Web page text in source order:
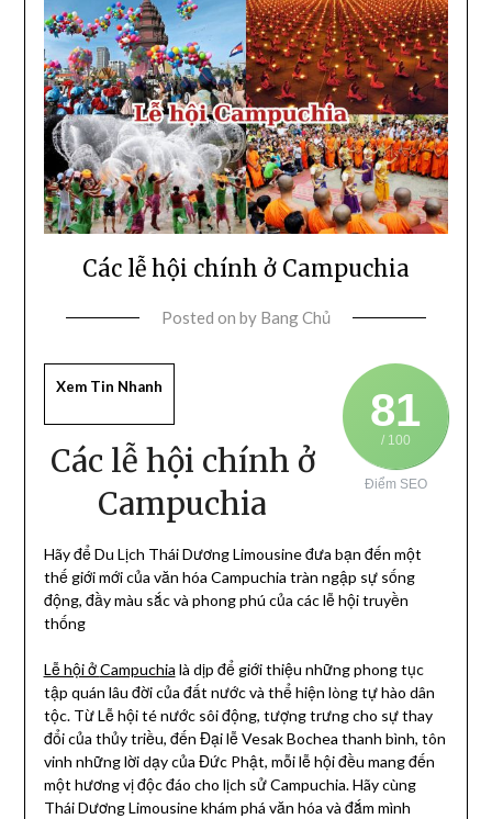
Các lễ hội chính ở Campuchia
Posted on by Bang Chủ
81
/ 100
Điểm SEO
Xem Tin Nhanh
Các lễ hội chính ở
Campuchia
Hãy để Du Lịch Thái Dương Limousine đưa bạn đến một
thế giới mới của văn hóa Campuchia tràn ngập sự sống
động, đầy màu sắc và phong phú của các lễ hội truyền
thống
Lễ hội ởCampuchia là dịp để giới thiệu những phong tục
tập quán lâu đời của đất nước và thể hiện lòng tự hào dân
tộc. Từ Lễ hội té nước sôi động, tượng trưng cho sự thay
đổi của thủy triều, đến Đại lễ Vesak Bochea thanh bình, tôn
vinh những lời dạy của Đức Phật, mỗi lễ hội đều mang đến
một hương vị độc đáo cho lịch sử Campuchia. Hãy cùng
Thái Dương Limousine khám phá văn hóa và đắm mình